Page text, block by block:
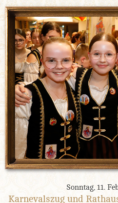
Sonntag, 11.
Karnevalszug und